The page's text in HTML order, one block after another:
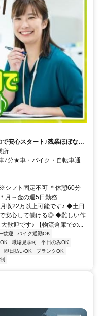
安心スタート♪残業ほぼなし
所
7分★車・バイク・自転車通勤
シフト固定不可 ＊休憩60分
月～金の週5日勤務
収22万以上可能です♪ ◆土日
安心して働ける◎ ◆難しい作
歓迎です♪ 【物流倉庫での...
歓迎
バイク通勤OK
職場見学可
平日のみOK
即日払いOK
ブランクOK